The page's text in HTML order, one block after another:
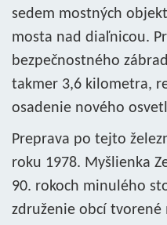
sedem mostných
mosta nad diaľnicou.
bezpečnostného
takmer 3,6 kilometra,
osadenie nového
Preprava po tejto
roku 1978. Myšlienka
90. rokoch minulého
združenie obcí tvorené